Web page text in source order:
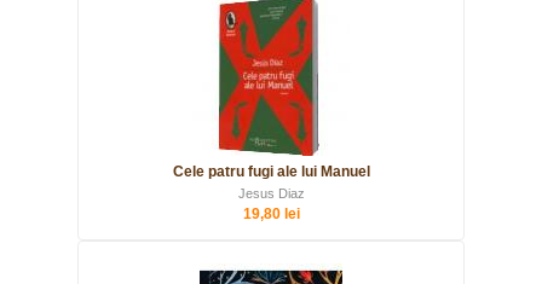
Cele patru fugi ale lui Manuel
Jesus Diaz
19,80 lei